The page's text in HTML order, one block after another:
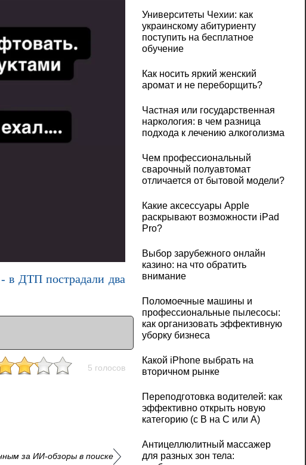
в ДТП пострадали два
5 голосов
за ИИ-обзоры в поиске
Университеты Чехии: как
украинскому абитуриенту
поступить на бесплатное
обучение
Как носить яркий женский
аромат и не переборщить?
Частная или государственная
наркология: в чем разница
подхода к лечению алкоголизма
Чем профессиональный
сварочный полуавтомат
отличается от бытовой модели?
Какие аксессуары Apple
раскрывают возможности iPad
Pro?
Выбор зарубежного онлайн
казино: на что обратить
внимание
Поломоечные машины и
профессиональные пылесосы:
как организовать эффективную
уборку бизнеса
Какой iPhone выбрать на
вторичном рынке
Переподготовка водителей: как
эффективно открыть новую
категорию (с B на C или А)
Антицеллюлитный массажер
для разных зон тела: